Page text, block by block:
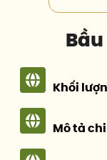
Khối
Mô tả